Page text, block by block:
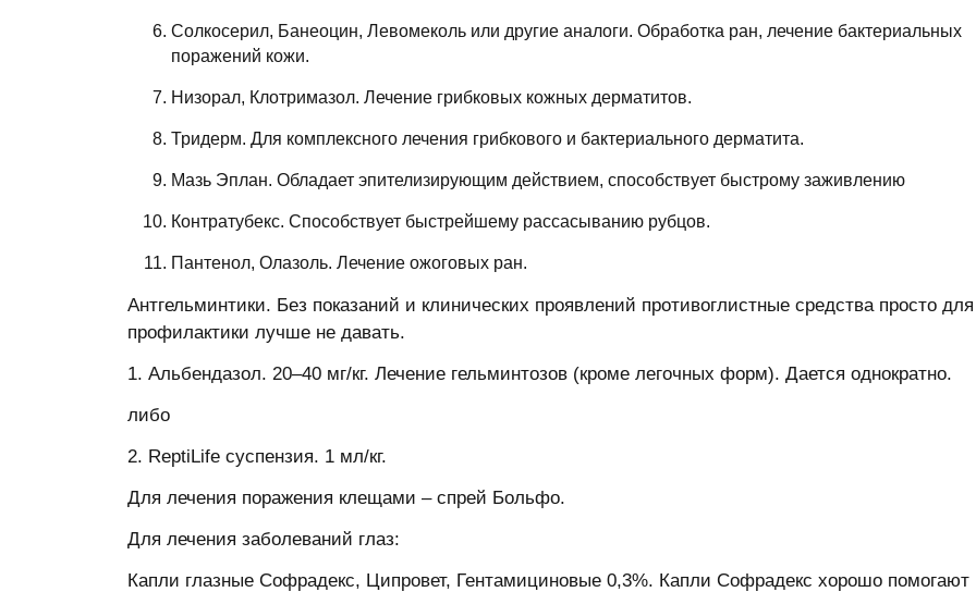
Солкосерил, Банеоцин, Левомеколь или другие аналоги. Обработка ран, лечение бактериальных
поражений кожи.
Низорал, Клотримазол. Лечение грибковых кожных дерматитов.
Тридерм. Для комплексного лечения грибкового и бактериального дерматита.
Мазь Эплан. Обладает эпителизирующим действием, способствует быстрому заживлению
Контратубекс. Способствует быстрейшему рассасыванию рубцов.
Пантенол, Олазоль. Лечение ожоговых ран.
Антгельминтики. Без показаний и клинических проявлений противоглистные средства просто для
профилактики лучше не давать.
1. Альбендазол. 20–40 мг/кг. Лечение гельминтозов (кроме легочных форм). Дается однократно.
либо
2. ReptiLife суспензия. 1 мл/кг.
Для лечения поражения клещами – спрей Больфо.
Для лечения заболеваний глаз:
Капли глазные Софрадекс, Ципровет, Гентамициновые 0,3%. Капли Софрадекс хорошо помогают